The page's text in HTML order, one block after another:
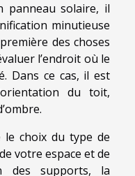
panneau solaire, il
minutieuse
des choses
l’endroit où le
Dans ce cas, il est
du toit,
le choix du type de
votre espace et de
des supports, la